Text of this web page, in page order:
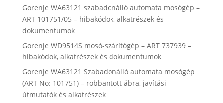
Gorenje WA63121 szabadonálló automata mosógép –
ART 101751/05 – hibakódok, alkatrészek és
dokumentumok
Gorenje WD9514S mosó-szárítógép – ART 737939 –
hibakódok, alkatrészek és dokumentumok
Gorenje WA63121 Szabadonálló automata mosógép
(ART No: 101751) – robbantott ábra, javítási
útmutatók és alkatrészek